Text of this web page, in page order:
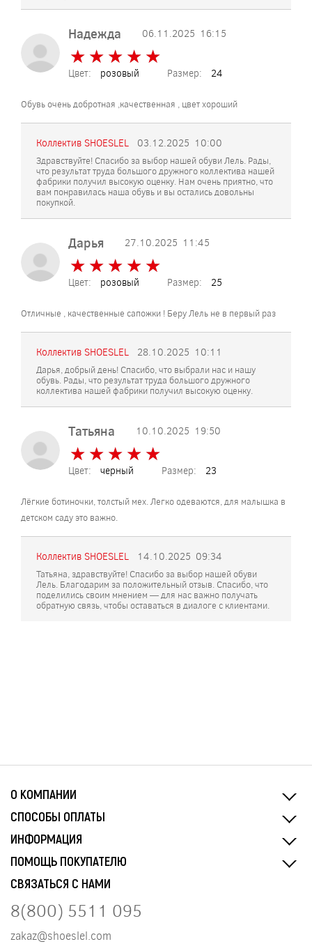
Надежда 06.11.2025 16:15
★ ★ ★ ★ ★
★ ★ ★ ★ ★
Цвет: розовый Размер: 24
Обувь очень добротная ,качественная , цвет хороший
Коллектив SHOESLEL 03.12.2025 10:00
Здравствуйте! Спасибо за выбор нашей обуви Лель. Рады,
что результат труда большого дружного коллектива нашей
фабрики получил высокую оценку. Нам очень приятно, что
вам понравилась наша обувь и вы остались довольны
покупкой.
Дарья 27.10.2025 11:45
★ ★ ★ ★ ★
★ ★ ★ ★ ★
Цвет: розовый Размер: 25
Отличные , качественные сапожки ! Беру Лель не в первый раз
Коллектив SHOESLEL 28.10.2025 10:11
Дарья, добрый день! Спасибо, что выбрали нас и нашу
обувь. Рады, что результат труда большого дружного
коллектива нашей фабрики получил высокую оценку.
Татьяна 10.10.2025 19:50
★ ★ ★ ★ ★
★ ★ ★ ★ ★
Цвет: черный Размер: 23
Лёгкие ботиночки, толстый мех. Легко одеваются, для малышка в
детском саду это важно.
Коллектив SHOESLEL 14.10.2025 09:34
Татьяна, здравствуйте! Спасибо за выбор нашей обуви
Лель. Благодарим за положительный отзыв. Спасибо, что
поделились своим мнением — для нас важно получать
обратную связь, чтобы оставаться в диалоге с клиентами.
О КОМПАНИИ
СПОСОБЫ ОПЛАТЫ
ИНФОРМАЦИЯ
ПОМОЩЬ ПОКУПАТЕЛЮ
СВЯЗАТЬСЯ С НАМИ
8(800) 5511 095
zakaz@shoeslel.com